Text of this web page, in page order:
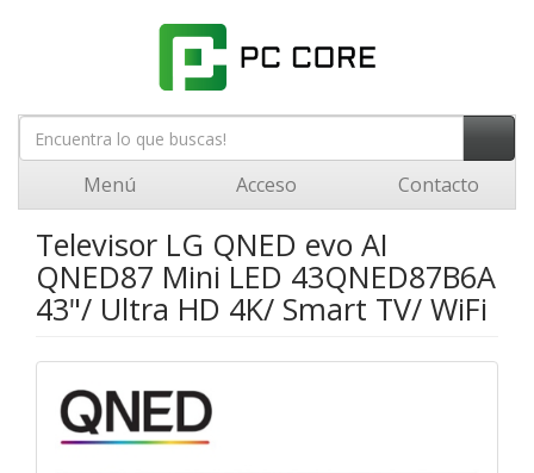
Menú Acceso Contacto
Televisor LG QNED evo AI
QNED87 Mini LED 43QNED87B6A
43"/ Ultra HD 4K/ Smart TV/ WiFi